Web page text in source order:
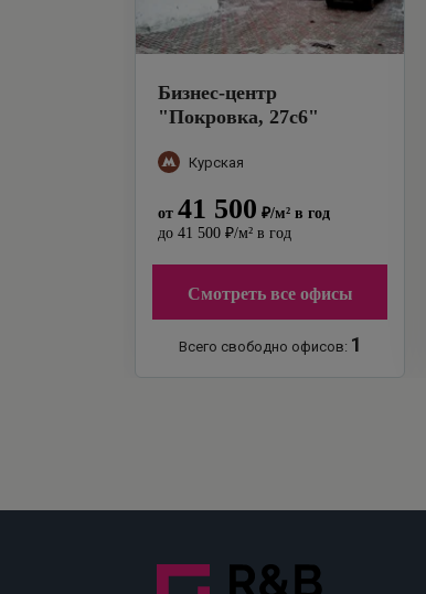
Бизнес-центр
"Покровка, 27с6"
Курская
от 41 500 ₽/м² в год
до 41 500 ₽/м² в год
Смотреть все офисы
Всего свободно офисов: 1